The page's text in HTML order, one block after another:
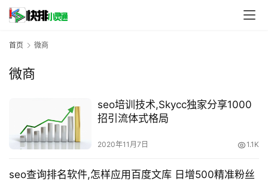
首页 微商
微商
seo培训技术,Skycc独家分享1000
招引流体式格局
2020年11月7日 1.1K
seo查询排名软件,怎样应用百度文库 日增500精准粉丝